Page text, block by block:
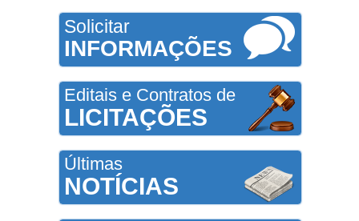
Solicitar
INFORMAÇÕES
Editais e Contratos de
LICITAÇÕES
Últimas
NOTÍCIAS